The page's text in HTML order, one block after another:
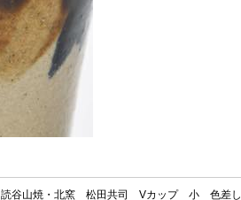
読谷山焼・北窯 松田共司 Vカップ 小 色差し